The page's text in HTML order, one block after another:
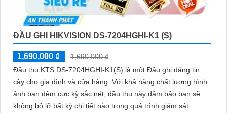
ĐẦU GHI HIKVISION DS-7204HGHI-K1 (S)
1,690,000 ₫
1,690,000 ₫
Đầu thu KTS DS-7204HGHI-K1(S) là một Đầu ghi đáng tin
cậy cho gia đình và cửa hàng. Với khả năng chất lượng hình
ảnh ban đêm cực kỳ sắc nét, đầu thu này đảm bảo bạn sẽ
không bỏ lỡ bất kỳ chi tiết nào trong quá trình giám sát